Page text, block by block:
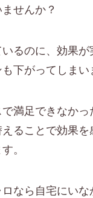
せんか？
るのに、効果
下がってしまい
満足できなか
ることで効果
。
なら自宅にいな